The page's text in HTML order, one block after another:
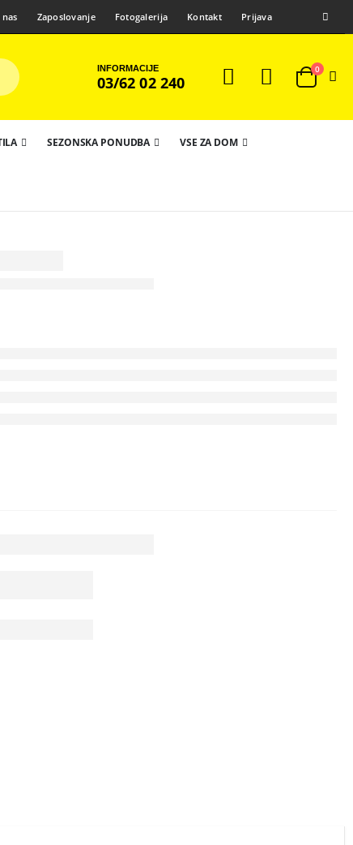
nas Zaposlovanje Fotogalerija Kontakt Prijava
INFORMACIJE
03/62 02 240
0
SEZONSKA PONUDBA VSE ZA DOM